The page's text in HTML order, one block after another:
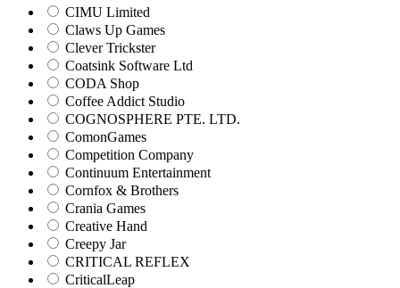
CIMU Limited
Claws Up Games
Clever Trickster
Coatsink Software Ltd
CODA Shop
Coffee Addict Studio
COGNOSPHERE PTE. LTD.
ComonGames
Competition Company
Continuum Entertainment
Cornfox & Brothers
Crania Games
Creative Hand
Creepy Jar
CRITICAL REFLEX
CriticalLeap